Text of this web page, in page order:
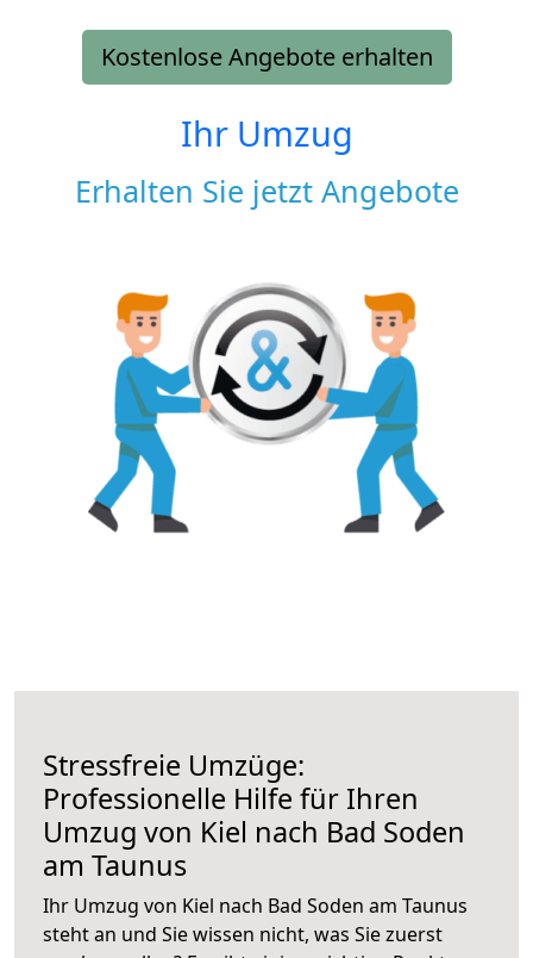
Kostenlose Angebote erhalten
Ihr Umzug
Erhalten Sie jetzt Angebote
Stressfreie Umzüge:
Professionelle Hilfe für Ihren
Umzug von Kiel nach Bad Soden
am Taunus
Ihr Umzug von Kiel nach Bad Soden am Taunus
steht an und Sie wissen nicht, was Sie zuerst